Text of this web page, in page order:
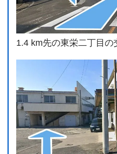
1.4 km先の東栄二丁目の